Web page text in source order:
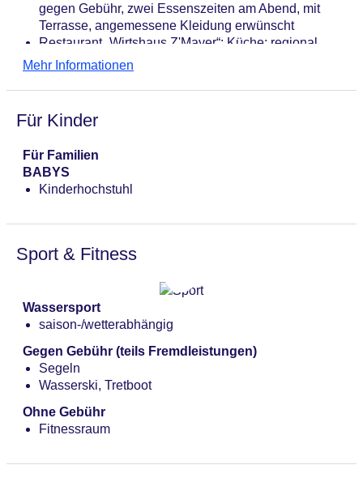
gegen Gebühr, zwei Essenszeiten am Abend, mit
Terrasse, angemessene Kleidung erwünscht
Restaurant „Wirtshaus Z'Mayer“: Küche: regional,
glutenfreie Gerichte, leichte Gerichte, saisonale
Essenszeiten am Abend, klimatisierbar, mit Terrasse,
Kinderhochstuhl, angemessene Kleidung erwünscht
Bars & mehr: 2
Loungebar „Roz'n Harry's BAR“
Mehr Informationen
Für Kinder
Für Familien
BABYS
Kinderhochstuhl
Sport & Fitness
Wassersport
saison-/wetterabhängig
Gegen Gebühr (teils Fremdleistungen)
Segeln
Wasserski, Tretboot
Ohne Gebühr
Fitnessraum